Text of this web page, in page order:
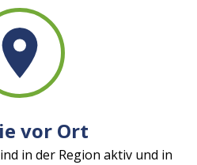
vor Ort
in der Region aktiv und in